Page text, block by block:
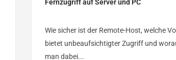
Fernzugriff auf Server und PC
Wie sicher ist der Remote-Host, welche
bietet unbeaufsichtigter Zugriff und
man dabei...